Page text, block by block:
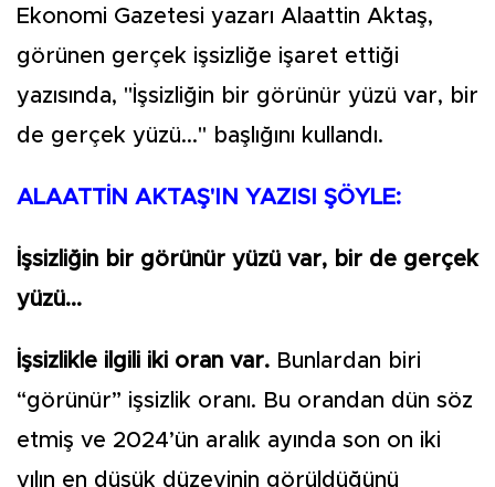
Ekonomi Gazetesi yazarı Alaattin Aktaş,
görünen gerçek işsizliğe işaret ettiği
yazısında, "İşsizliğin bir görünür yüzü var, bir
de gerçek yüzü..." başlığını kullandı.
ALAATTİN AKTAŞ'IN YAZISI ŞÖYLE:
İşsizliğin bir görünür yüzü var, bir de gerçek
yüzü...
İşsizlikle ilgili iki oran var. Bunlardan biri
“görünür” işsizlik oranı. Bu orandan dün söz
etmiş ve 2024’ün aralık ayında son on iki
yılın en düşük düzeyinin görüldüğünü